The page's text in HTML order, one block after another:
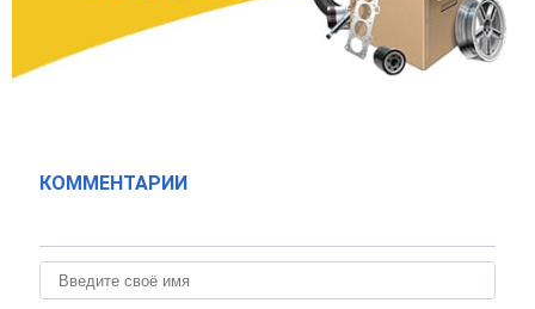
КОММЕНТАРИИ